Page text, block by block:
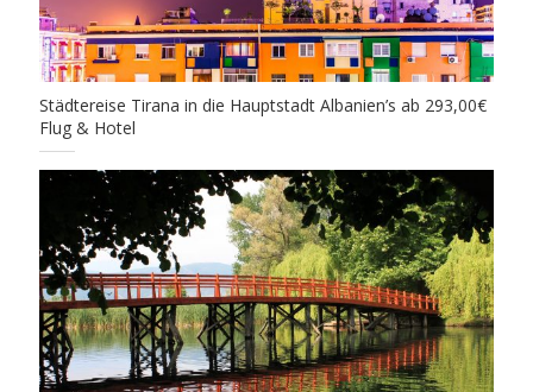
Städtereise Tirana in die Hauptstadt Albanien’s ab 293,00€
Flug & Hotel